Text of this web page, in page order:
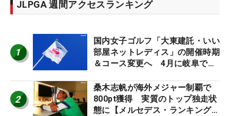
JLPGA 週間アクセスランキング
1
国内女子ゴルフ「大東建託・いい
部屋ネットレディス」の開催時期
＆コース変更へ 4月に岐阜で開
2
桑木志帆が海外メジャー制覇で
800pt獲得 実質のトップ独走状
態に【メルセデス・ランキング番